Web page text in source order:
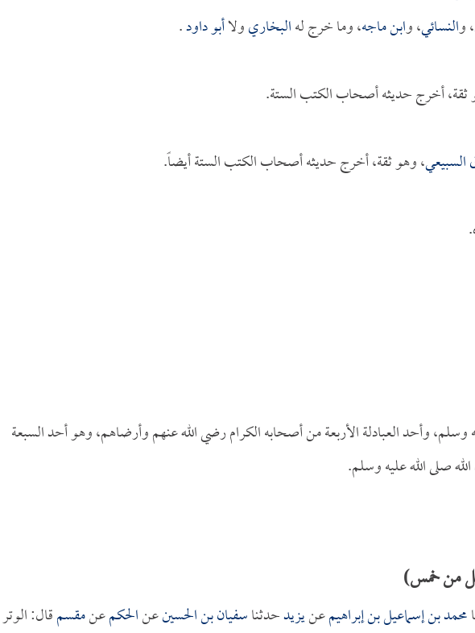
، والنسائي، وابن ماجه، وما خرج لهالبخاريولاأبو داود.
ثقة، أخرج حديثه أصحاب الكتب الستة.
، وهو ثقة، أخرج حديثه أصحاب الكتب الستة أيضاً.
وأحد العبادلة الأربعة من أصحابه الكرام رضي الله عنهم وأرضاهم، وهو أحد السبعة
صلى الله عليه وسلم.
من خمس)
محمد بن إسماعيل بن إبراهيمعنيزيدحدثناسفيان بن الحسينعنالحكمعنمقسمقال: الوتر